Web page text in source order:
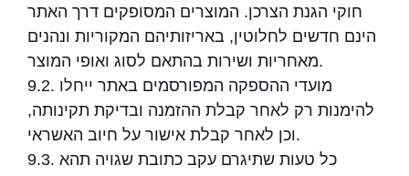
חוקי הגנת הצרכן. המוצרים המסופקים דרך האתר
הינם חדשים לחלוטין, באריזותיהם המקוריות ונהנים
מאחריות ושירות בהתאם לסוג ואופי המוצר.
9.2. מועדי ההספקה המפורסמים באתר ייחלו
להימנות רק לאחר קבלת ההזמנה ובדיקת תקינותה,
וכן לאחר קבלת אישור על חיוב האשראי.
9.3. כל טעות שתיגרם עקב כתובת שגויה תהא